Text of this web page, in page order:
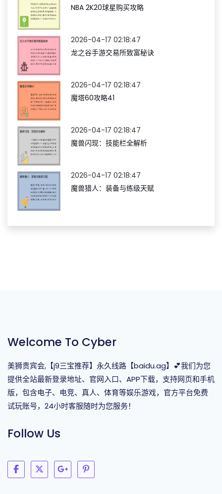
NBA 2K20球星购买攻略
2026-04-17 02:18:47
龙之谷手游交易所致富秘诀
2026-04-17 02:18:47
魔塔60攻略41
2026-04-17 02:18:47
魔兽闪现：技能栏全解析
2026-04-17 02:18:47
魔兽猎人：装备与练级天赋
Welcome To Cyber
美狮贵宾会,【j9三宝推荐】永久线路【baidu.ag】💕我们为您
提供全站最新登录地址、官网入口、APP下载，支持网页和手机
版，包含电子、电竞、真人、体育等娱乐游戏，官方平台免费
试玩账号，24小时客服随时为您服务！
Follow Us